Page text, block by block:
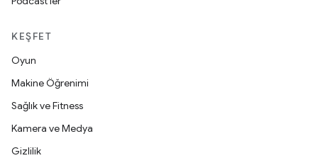
KEŞFET
Oyun
Makine Öğrenimi
Sağlık ve Fitness
Kamera ve Medya
Gizlilik